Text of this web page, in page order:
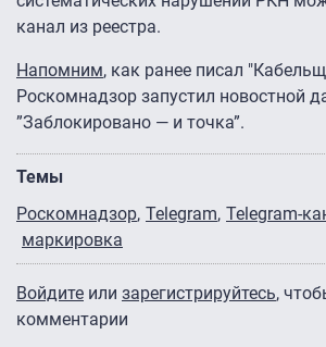
канал из реестра.
Напомним, как ранее писал
Роскомнадзор запустил новостной
”Заблокировано — и точка”.
Темы
Роскомнадзор Telegram Telegram-
маркировка
Войдите или зарегистрируйтесь,
комментарии